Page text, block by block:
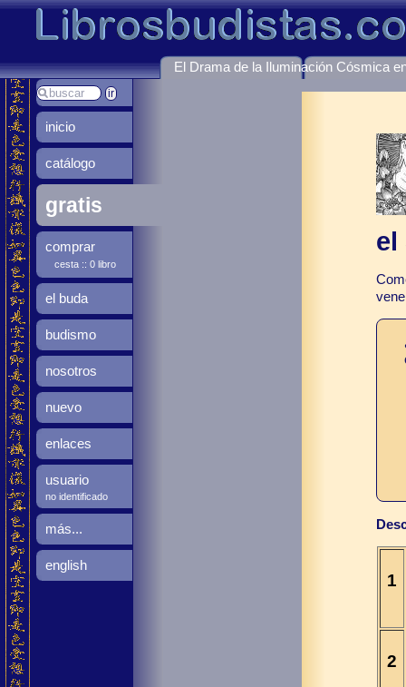
el
1
2
El Drama de la Iluminación Cósmica
inicio
catálogo
gratis
comprar
cesta :: 0 libro
el buda
budismo
nosotros
nuevo
enlaces
usuario
no identificado
más...
english